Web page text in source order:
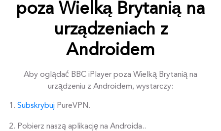
poza Wielką Brytanią na
urządzeniach z
Androidem
Aby oglądać BBC iPlayer poza Wielką Brytanią na
urządzeniu z Androidem, wystarczy:
Subskrybuj PureVPN.
Pobierz naszą aplikację na Androida..